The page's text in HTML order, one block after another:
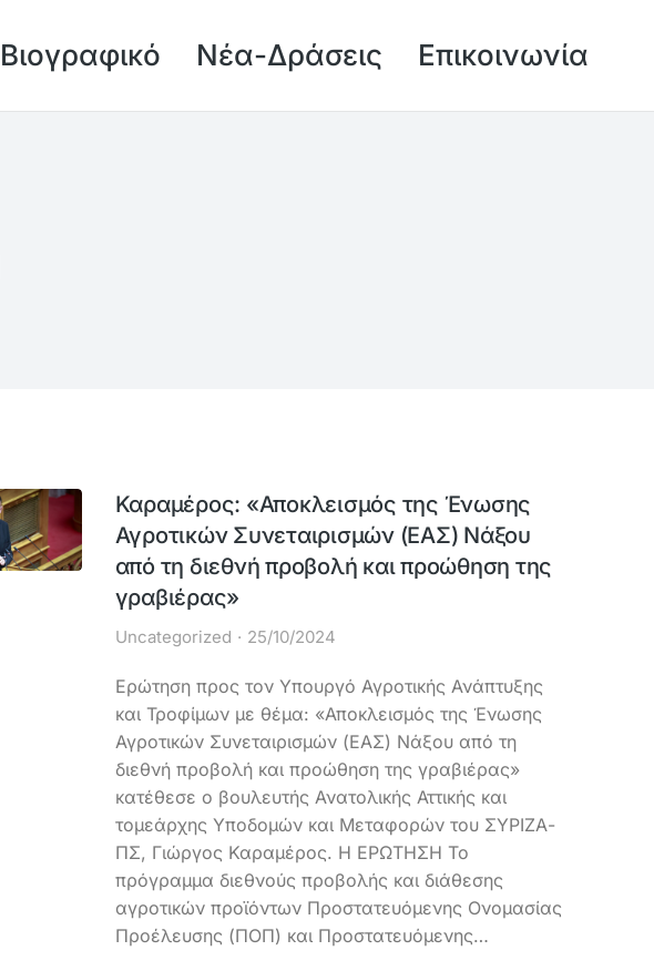
Βιογραφικό Νέα-Δράσεις Επικοινωνία
Καραμέρος: «Αποκλεισμός της Ένωσης
Αγροτικών Συνεταιρισμών (ΕΑΣ) Νάξου
από τη διεθνή προβολή και προώθηση της
γραβιέρας»
Uncategorized 25/10/2024
Ερώτηση προς τον Υπουργό Αγροτικής Ανάπτυξης
και Τροφίμων με θέμα: «Αποκλεισμός της Ένωσης
Αγροτικών Συνεταιρισμών (ΕΑΣ) Νάξου από τη
διεθνή προβολή και προώθηση της γραβιέρας»
κατέθεσε ο βουλευτής Ανατολικής Αττικής και
τομεάρχης Υποδομών και Μεταφορών του ΣΥΡΙΖΑ-
ΠΣ, Γιώργος Καραμέρος. Η ΕΡΩΤΗΣΗ Το
πρόγραμμα διεθνούς προβολής και διάθεσης
αγροτικών προϊόντων Προστατευόμενης Ονομασίας
Προέλευσης (ΠΟΠ) και Προστατευόμενης…